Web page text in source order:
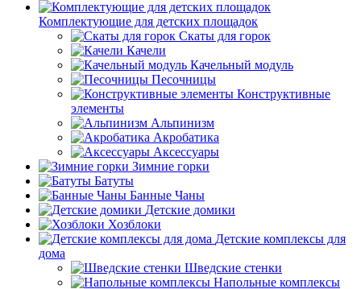
Комплектующие для детских площадок
Скаты для горок
Качели
Качельный модуль
Песочницы
Конструктивные
элементы
Альпинизм
Акробатика
Аксессуары
Зимние горки
Батуты
Банные Чаны
Детские домики
Хозблоки
Детские комплексы для
дома
Шведские стенки
Напольные комплексы